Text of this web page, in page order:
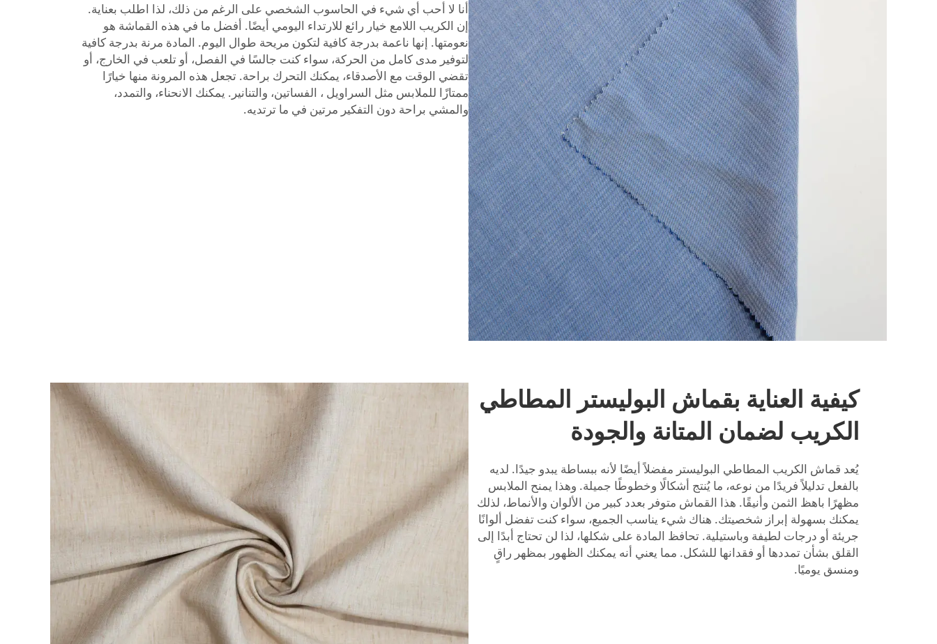
أنا لا أحب أي شيء في الحاسوب الشخصي على الرغم من ذلك، لذا اطلب بعناية.
إن الكريب اللامع خيار رائع للارتداء اليومي أيضًا. أفضل ما في هذه القماشة هو
نعومتها. إنها ناعمة بدرجة كافية لتكون مريحة طوال اليوم. المادة مرنة بدرجة كافية
لتوفير مدى كامل من الحركة، سواء كنت جالسًا في الفصل، أو تلعب في الخارج، أو
تقضي الوقت مع الأصدقاء، يمكنك التحرك براحة. تجعل هذه المرونة منها خيارًا
ممتازًا للملابس مثل السراويل ، الفساتين، والتنانير. يمكنك الانحناء، والتمدد،
والمشي براحة دون التفكير مرتين في ما ترتديه.
كيفية العناية بقماش البوليستر المطاطي
الكريب لضمان المتانة والجودة
يُعد قماش الكريب المطاطي البوليستر مفضلاً أيضًا لأنه ببساطة يبدو جيدًا. لديه
بالفعل تدليلاً فريدًا من نوعه، ما يُنتج أشكالًا وخطوطًا جميلة. وهذا يمنح الملابس
مظهرًا باهظ الثمن وأنيقًا. هذا القماش متوفر بعدد كبير من الألوان والأنماط، لذلك
يمكنك بسهولة إبراز شخصيتك. هناك شيء يناسب الجميع، سواء كنت تفضل ألوانًا
جريئة أو درجات لطيفة وباستيلية. تحافظ المادة على شكلها، لذا لن تحتاج أبدًا إلى
القلق بشأن تمددها أو فقدانها للشكل. مما يعني أنه يمكنك الظهور بمظهر راقٍ
ومنسق يوميًا.